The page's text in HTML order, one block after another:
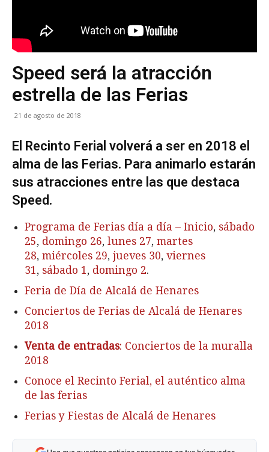
Speed será la atracción
estrella de las Ferias
21 de agosto de 2018
El Recinto Ferial volverá a ser en 2018 el
alma de las Ferias. Para animarlo estarán
sus atracciones entre las que destaca
Speed.
Programa de Ferias día a día – Inicio, sábado
25, domingo 26, lunes 27, martes
28, miércoles 29, jueves 30, viernes
31 , sábado 1 , domingo 2.
Feria de Día de Alcalá de Henares
Conciertos de Ferias de Alcalá de Henares
2018
Venta de entradas: Conciertos de la muralla
2018
Conoce el Recinto Ferial, el auténtico alma
de las ferias
Ferias y Fiestas de Alcalá de Henares